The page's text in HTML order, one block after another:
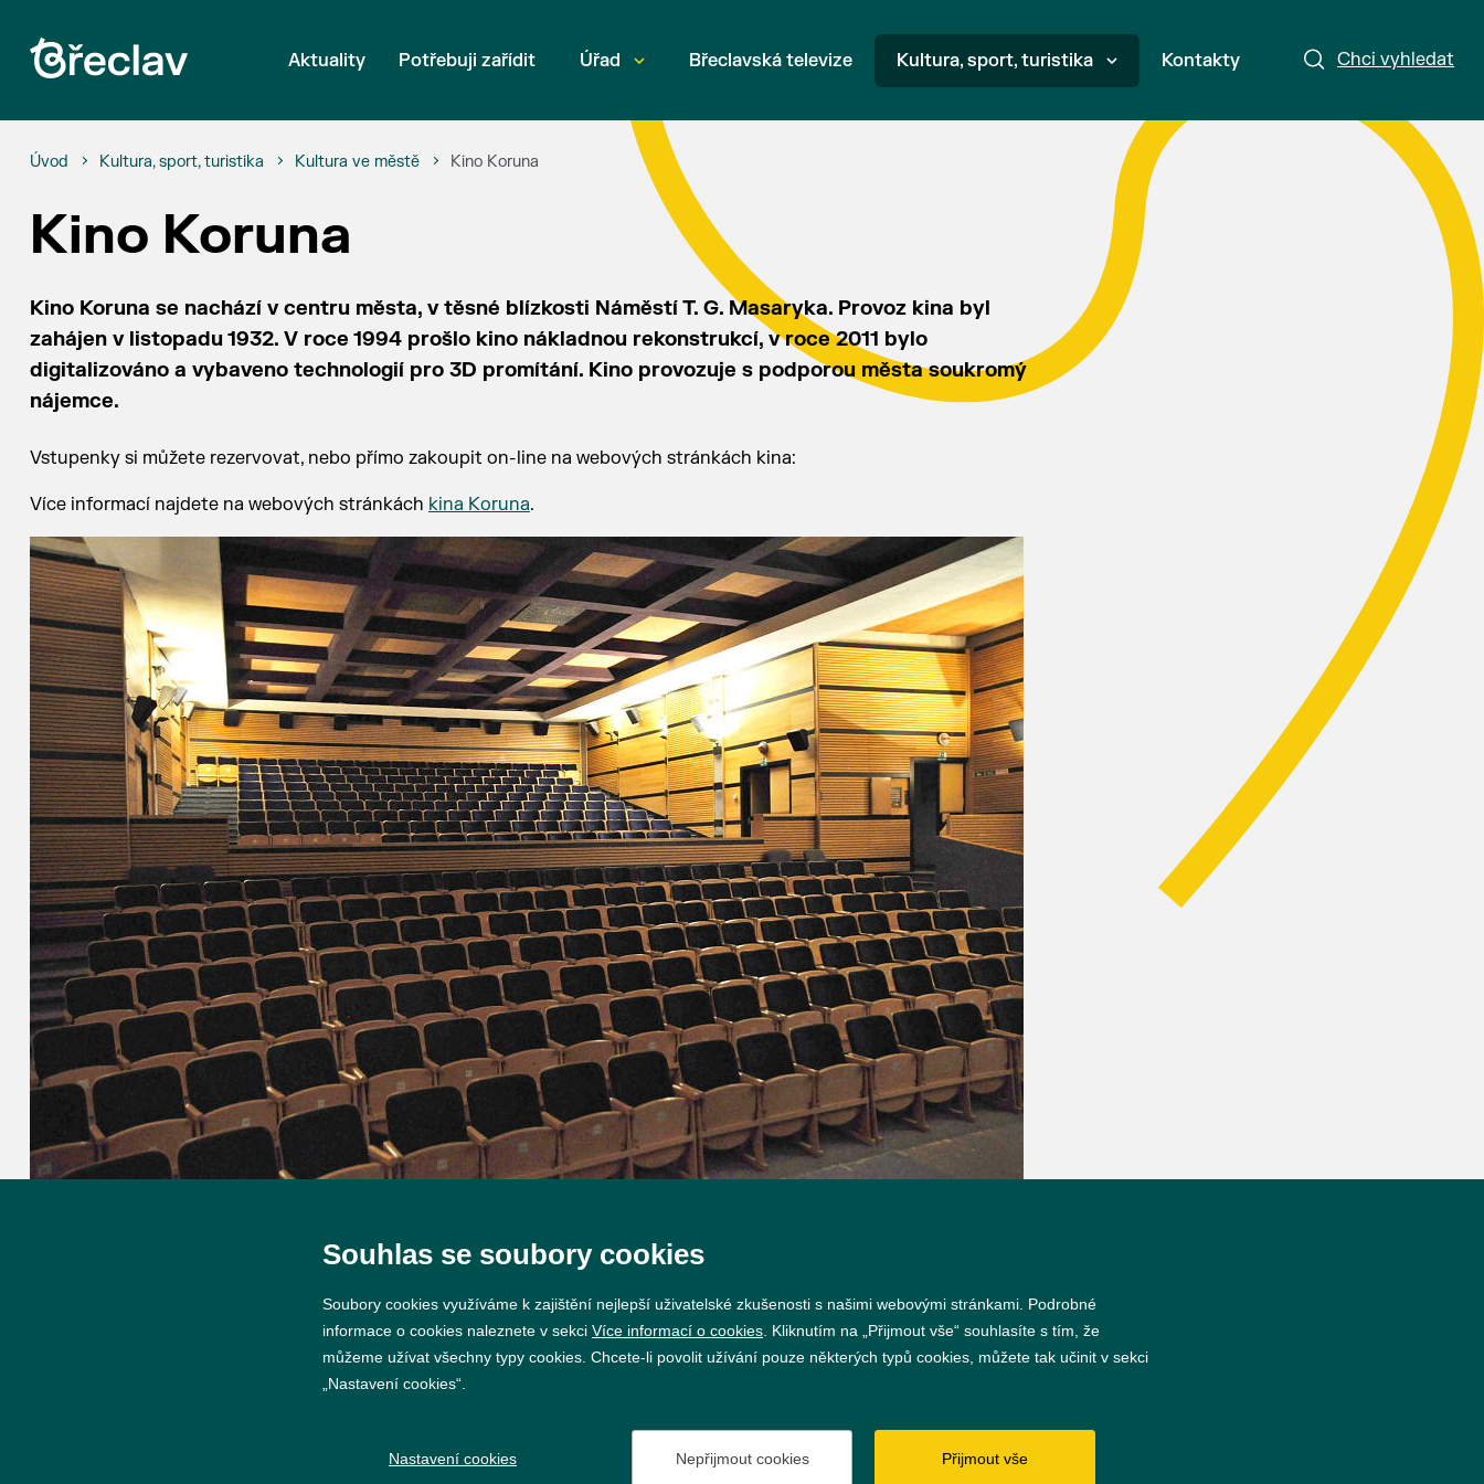
Chci vyhledat
Aktuality Potřebuji zařídit Úřad Břeclavská televize Kultura, sport, turistika Kontakty
Úvod Kultura, sport, turistika Kultura ve městě Kino Koruna
Kino Koruna
Kino Koruna se nachází v centru města, v těsné blízkosti Náměstí T. G. Masaryka. Provoz kina byl
zahájen v listopadu 1932. V roce 1994 prošlo kino nákladnou rekonstrukcí, v roce 2011 bylo
digitalizováno a vybaveno technologií pro 3D promítání. Kino provozuje s podporou města soukromý
nájemce.
Vstupenky si můžete rezervovat, nebo přímo zakoupit on-line na webových stránkách kina:
Více informací najdete na webových stránkách kina Koruna.
VytvořilwebProgress
Souhlas se soubory cookies
Soubory cookies využíváme k zajištění nejlepší uživatelské zkušenosti s našimi webovými stránkami. Podrobné
informace o cookies naleznete v sekci Více informací o cookies . Kliknutím na „Přijmout vše“ souhlasíte s tím, že
můžeme užívat všechny typy cookies. Chcete-li povolit užívání pouze některých typů cookies, můžete tak učinit v sekci
„Nastavení cookies“.
Přijmout vše
Nepřijmout cookies
Nastavení cookies